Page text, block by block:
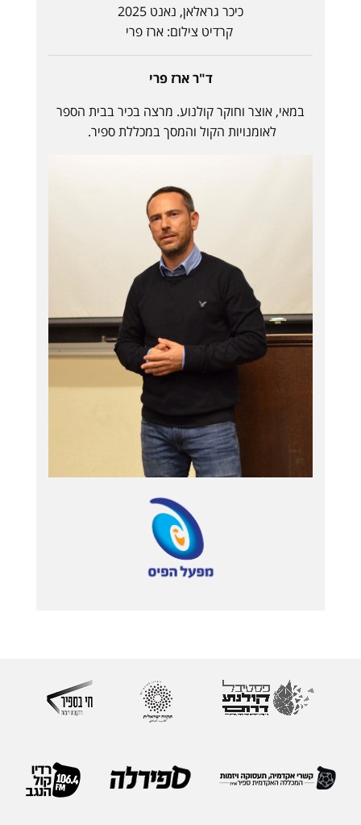
כיכר גראלאן, נאנט 2025
קרדיט צילום: ארז פרי
ד"ר ארז פרי
במאי, אוצר וחוקר קולנוע. מרצה בכיר בבית הספר
לאומנויות הקול והמסך במכללת ספיר.